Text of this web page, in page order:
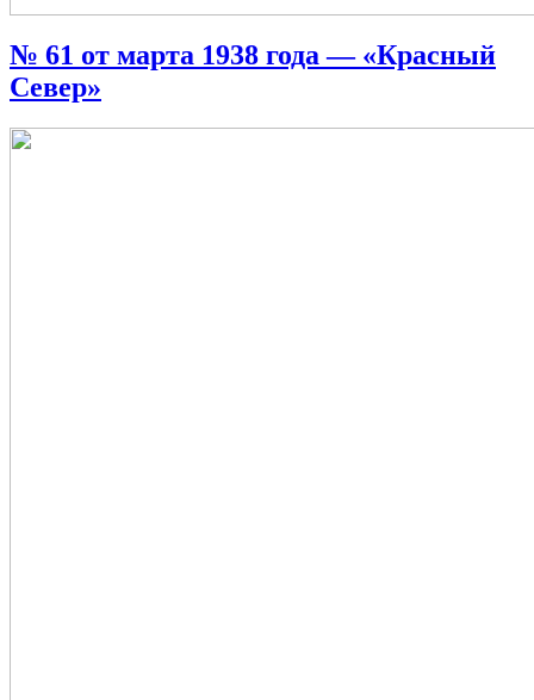
№ 61 от марта 1938 года — «Красный
Север»